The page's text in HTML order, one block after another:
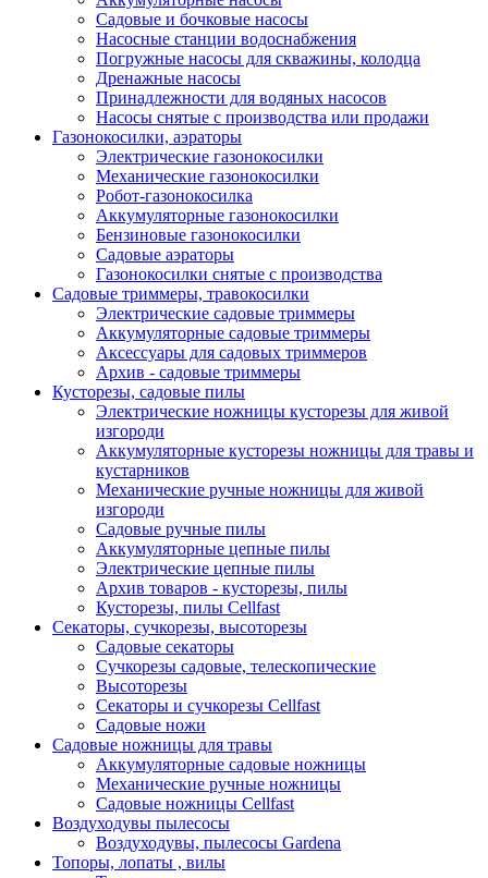
Садовые и бочковые насосы
Насосные станции водоснабжения
Погружные насосы для скважины, колодца
Дренажные насосы
Принадлежности для водяных насосов
Насосы снятые с производства или продажи
Газонокосилки, аэраторы
Электрические газонокосилки
Механические газонокосилки
Робот-газонокосилка
Аккумуляторные газонокосилки
Бензиновые газонокосилки
Садовые аэраторы
Газонокосилки снятые с производства
Садовые триммеры, травокосилки
Электрические садовые триммеры
Аккумуляторные садовые триммеры
Аксессуары для садовых триммеров
Архив - садовые триммеры
Кусторезы, садовые пилы
Электрические ножницы кусторезы для живой
изгороди
Аккумуляторные кусторезы ножницы для травы и
кустарников
Механические ручные ножницы для живой
изгороди
Садовые ручные пилы
Аккумуляторные цепные пилы
Электрические цепные пилы
Архив товаров - кусторезы, пилы
Кусторезы, пилы Cellfast
Секаторы, сучкорезы, высоторезы
Садовые секаторы
Сучкорезы садовые, телескопические
Высоторезы
Секаторы и сучкорезы Cellfast
Садовые ножи
Садовые ножницы для травы
Аккумуляторные садовые ножницы
Механические ручные ножницы
Садовые ножницы Cellfast
Воздуходувы пылесосы
Воздуходувы, пылесосы Gardena
Топоры, лопаты , вилы